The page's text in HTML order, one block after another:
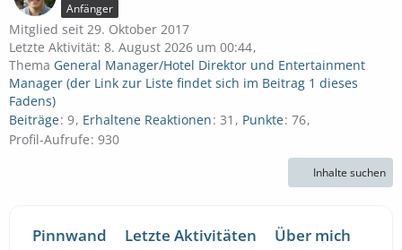
Anfänger
Mitglied seit 29. Oktober 2017
Letzte Aktivität: 8. August 2026 um 00:44
Thema General Manager/Hotel Direktor und Entertainment
Manager (der Link zur Liste findet sich im Beitrag 1 dieses
Fadens)
Beiträge 9 Erhaltene Reaktionen 31 Punkte 76
Profil-Aufrufe 930
Inhalte suchen
Pinnwand Letzte Aktivitäten Über mich